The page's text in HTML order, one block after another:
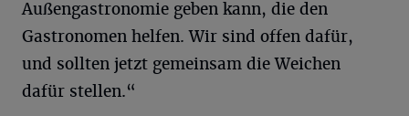
Außengastronomie geben kann, die den
Gastronomen helfen. Wir sind offen dafür,
und sollten jetzt gemeinsam die Weichen
dafür stellen.“